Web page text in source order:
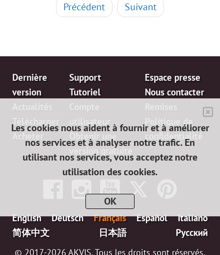
Précédent Suivant
Dernière
version
Télécharger
Support
Tutoriel
utilisateur
Obtenir une
version gratuite
Espace presse
Nous contacter
Politique de
confidentialité
English Deutsch Français Español
Italiano
简体中文
日本語 Pусский
© 2017-2026 AKVIS. Tous les droits sont réservés.
Les cookies nous aident à fournir et à améliorer
nos services et à analyser notre trafic. En
utilisant nos services, vous acceptez notre
utilisation des cookies.
OK